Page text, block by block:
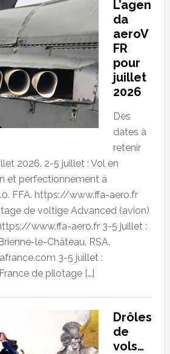
L’agen
da
aeroV
FR
pour
juillet
2026
Des
dates à
retenir
2026. 2-5 juillet : Vol en
et perfectionnement à
FFA. https://www.ffa-aero.fr
de voltige Advanced (avion)
www.ffa-aero.fr 3-5 juillet :
le-Château. RSA.
3-5 juillet :
de pilotage […]
Drôles
de
vols…